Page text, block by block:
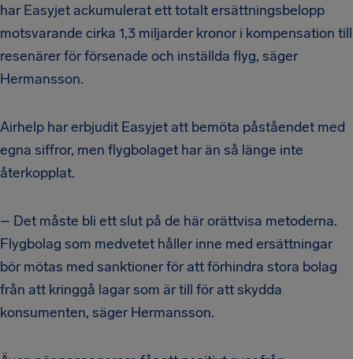
har Easyjet ackumulerat ett totalt ersättningsbelopp
motsvarande cirka 1,3 miljarder kronor i kompensation till
resenärer för försenade och inställda flyg, säger
Hermansson.
Airhelp har erbjudit Easyjet att bemöta påståendet med
egna siffror, men flygbolaget har än så länge inte
återkopplat.
– Det måste bli ett slut på de här orättvisa metoderna.
Flygbolag som medvetet håller inne med ersättningar
bör mötas med sanktioner för att förhindra stora bolag
från att kringgå lagar som är till för att skydda
konsumenten, säger Hermansson.